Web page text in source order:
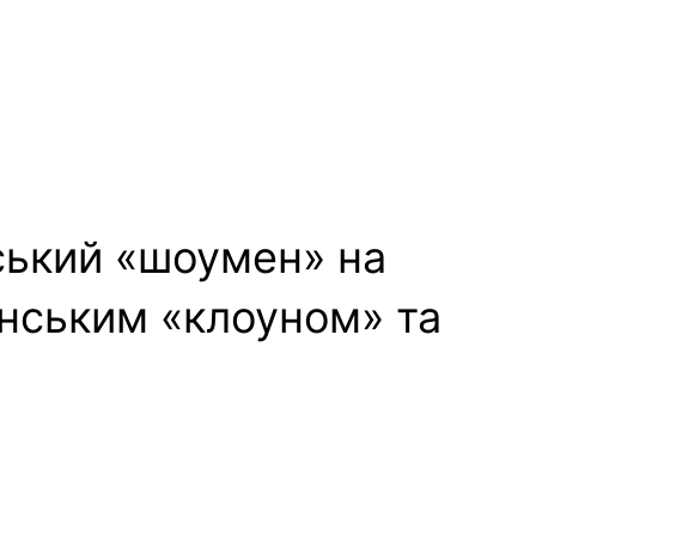
«шоумен» на
«клоуном» та